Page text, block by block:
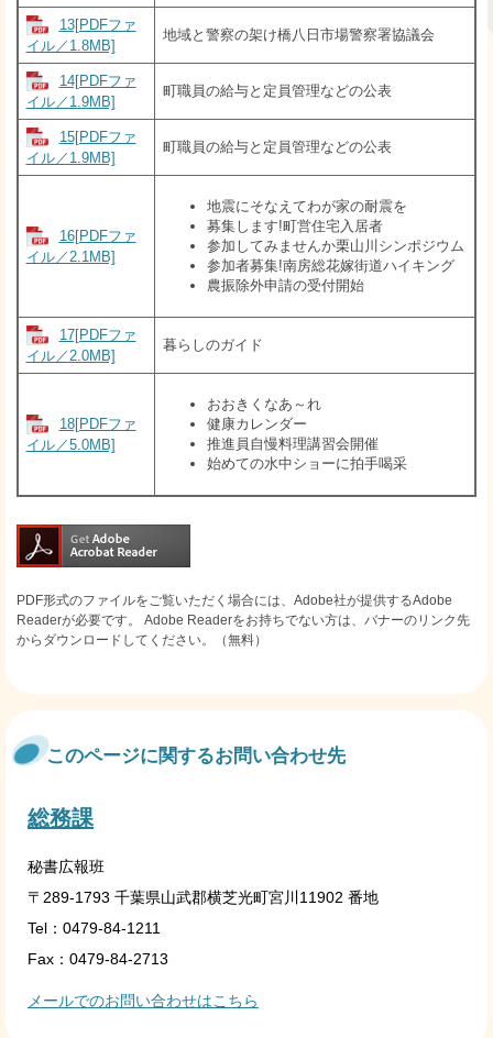
13[PDFファ
イル／1.8MB]
地域と警察の架け橋八日市場警察署協議会
14[PDFファ
イル／1.9MB]
町職員の給与と定員管理などの公表
15[PDFファ
イル／1.9MB]
町職員の給与と定員管理などの公表
16[PDFファ
イル／2.1MB]
地震にそなえてわが家の耐震を
募集します!町営住宅入居者
参加してみませんか栗山川シンポジウム
参加者募集!南房総花嫁街道ハイキング
農振除外申請の受付開始
17[PDFファ
イル／2.0MB]
暮らしのガイド
18[PDFファ
イル／5.0MB]
おおきくなあ～れ
健康カレンダー
推進員自慢料理講習会開催
始めての水中ショーに拍手喝采
PDF形式のファイルをご覧いただく場合には、Adobe社が提供するAdobe
Readerが必要です。
Adobe Readerをお持ちでない方は、バナーのリンク先
からダウンロードしてください。（無料）
このページに関するお問い合わせ先
総務課
秘書広報班
〒289-1793 千葉県山武郡横芝光町宮川11902 番地
Tel：0479-84-1211
Fax：0479-84-2713
メールでのお問い合わせはこちら